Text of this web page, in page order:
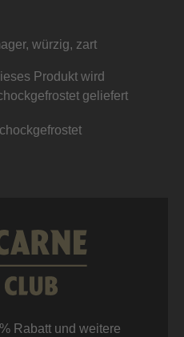
würzig, zart
Produkt wird
geliefert
Rabatt und weitere